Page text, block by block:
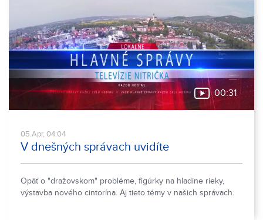
00:31
05.Apr, 04:04
V dnešných správach uvidíte
Opäť o "dražovskom" probléme, figúrky na hladine rieky,
výstavba nového cintorína. Aj tieto témy v našich správach.